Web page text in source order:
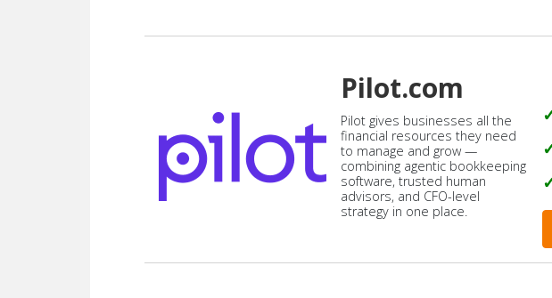
Pilot.com
Pilot gives businesses all the
financial resources they need
to manage and grow —
combining agentic bookkeeping
software, trusted human
advisors, and CFO-level
strategy in one place.